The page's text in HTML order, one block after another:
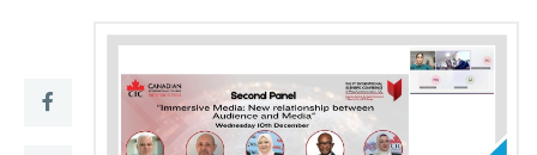
Students
Research